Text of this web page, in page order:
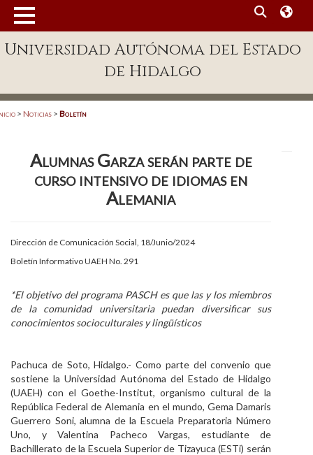
Enlaces
Patronato
Acreditación Internacional
Aspirantes
Personal
Visitantes
Universidad Autónoma del Estado
de Hidalgo
> Noticias > Boletín
Alumnas Garza serán parte de
curso intensivo de idiomas en
Alemania
Dirección de Comunicación Social, 18/Junio/2024
Boletín Informativo UAEH No. 291
*El objetivo del programa PASCH es que las y los miembros
de la comunidad universitaria puedan diversificar sus
conocimientos socioculturales y lingüísticos
Pachuca de Soto, Hidalgo.- Como parte del convenio que
sostiene la Universidad Autónoma del Estado de Hidalgo
(UAEH) con el Goethe-Institut, organismo cultural de la
República Federal de Alemania en el mundo, Gema Damaris
Guerrero Soni, alumna de la Escuela Preparatoria Número
Uno, y Valentina Pacheco Vargas, estudiante de
Bachillerato de la Escuela Superior de Tizayuca (ESTi) serán